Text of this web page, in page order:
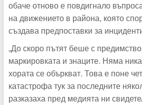
обаче отново е повдигнало
на движението в района, която
създава предпоставки за
„До скоро пътят беше с
маркировката и знаците. Няма
хората се объркват. Това е поне
катастрофа тук за последните
разказаха пред медията ни